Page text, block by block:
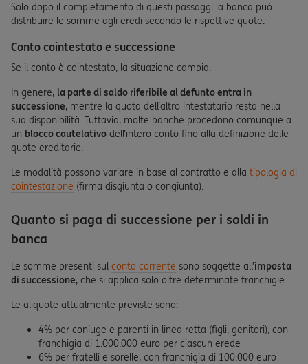
Solo dopo il completamento di questi passaggi la banca può
distribuire le somme agli eredi secondo le rispettive quote.
Conto cointestato e successione
Se il conto è cointestato, la situazione cambia.
In genere, la parte di saldo riferibile al defunto entra in
successione, mentre la quota dell’altro intestatario resta nella
sua disponibilità. Tuttavia, molte banche procedono comunque a
un blocco cautelativo dell’intero conto fino alla definizione delle
quote ereditarie.
Le modalità possono variare in base al contratto e alla tipologia di
cointestazione (firma disgiunta o congiunta).
Quanto si paga di successione per i soldi in
banca
Le somme presenti sul conto corrente sono soggette all’imposta
di successione, che si applica solo oltre determinate franchigie.
Le aliquote attualmente previste sono:
4% per coniuge e parenti in linea retta (figli, genitori), con
franchigia di 1.000.000 euro per ciascun erede
6% per fratelli e sorelle, con franchigia di 100.000 euro